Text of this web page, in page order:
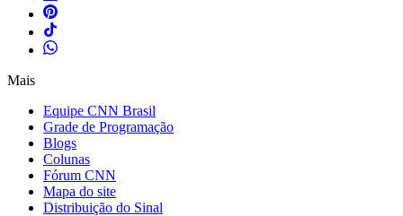
Mais
Equipe CNN Brasil
Grade de Programação
Blogs
Colunas
Fórum CNN
Mapa do site
Distribuição do Sinal